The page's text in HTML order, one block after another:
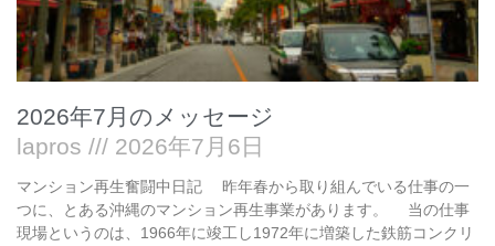
2026年7月のメッセージ
lapros 2026年7月6日
マンション再生奮闘中日記 昨年春から取り組んでいる仕事の一
つに、とある沖縄のマンション再生事業があります。 当の仕事
現場というのは、1966年に竣工し1972年に増築した鉄筋コンクリ